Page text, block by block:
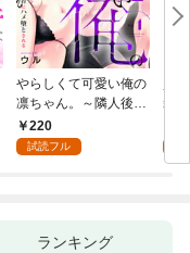
やらしくて可愛い俺の
凛ちゃん。～隣人後輩
くんのイキすぎた執着
にハメ堕とされる～(1)
220
試読フル
装
感
【
ランキング